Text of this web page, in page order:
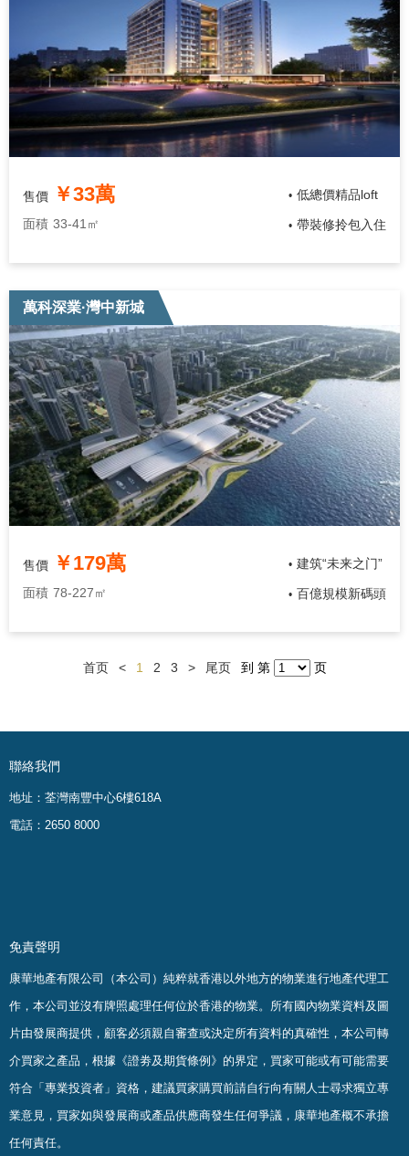
售價 ￥33萬
面積 33-41㎡
• 低總價精品loft
• 帶裝修拎包入住
萬科深業·灣中新城
售價 ￥179萬
面積 78-227㎡
• 建筑“未来之门”
• 百億規模新碼頭
首页 < 1 2 3 > 尾页 到 第 页
聯絡我們
地址：荃灣南豐中心6樓618A
電話：2650 8000
免責聲明
康華地產有限公司（本公司）純粹就香港以外地方的物業進行地產代理工
作，本公司並沒有牌照處理任何位於香港的物業。 所有國內物業資料及圖
片由發展商提供，顧客必須親自審查或決定所有資料的真確性 ， 本公司轉
介買家之產品，根據《證劵及期貨條例》的界定，買家可能或有可能需要
符合「專業投資者」資格，建議買家購買前請自行向有關人士尋求獨立專
業意見，買家如與發展商或產品供應商發生任何爭議，康華地產概不承擔
任何責任。